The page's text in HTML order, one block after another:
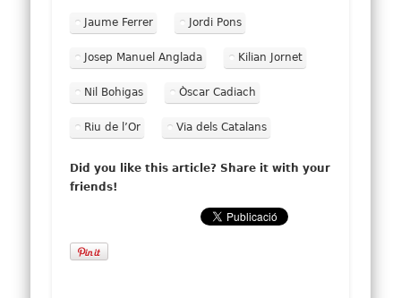
Jaume Ferrer Jordi Pons
Josep Manuel Anglada Kilian Jornet
Nil Bohigas Òscar Cadiach
Riu de l’Or Via dels Catalans
Did you like this article? Share it with your
friends!